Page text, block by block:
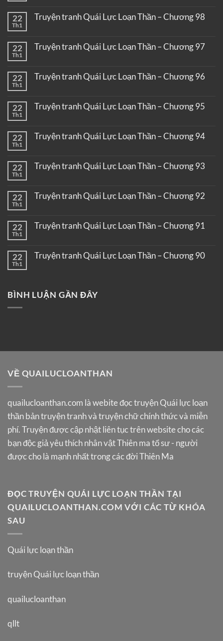
22
Th1
Truyện tranh Quái Lực Loạn Thần – Chương 98
22
Th1
Truyện tranh Quái Lực Loạn Thần – Chương 97
22
Th1
Truyện tranh Quái Lực Loạn Thần – Chương 96
22
Th1
Truyện tranh Quái Lực Loạn Thần – Chương 95
22
Th1
Truyện tranh Quái Lực Loạn Thần – Chương 94
22
Th1
Truyện tranh Quái Lực Loạn Thần – Chương 93
22
Th1
Truyện tranh Quái Lực Loạn Thần – Chương 92
22
Th1
Truyện tranh Quái Lực Loạn Thần – Chương 91
22
Th1
Truyện tranh Quái Lực Loạn Thần – Chương 90
BÌNH LUẬN GẦN ĐÂY
VỀ QUAILUCLOANTHAN
quailucloanthan.com là webite đọc truyện Quái lực loạn
thần bản truyện tranh và truyện chữ chính thức và miễn
phí. Truyện được cập nhật liên tục trên website cho các
bạn độc giả yêu thích nhân vật Thiên ma tổ sư - người
được cho là mạnh nhất trong các đời Thiên Ma
ĐỌC TRUYỆN QUÁI LỰC LOẠN THẦN TẠI
QUAILUCLOANTHAN.COM VỚI CÁC TỪ KHÓA
SAU
Quái lực loạn thần
truyện Quái lực loạn thần
quailucloanthan
qllt